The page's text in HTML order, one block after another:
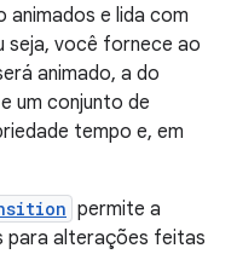
animados e lida com
seja, você fornece ao
animado, a do
um conjunto de
tempo e, em
permite a
para alterações feitas